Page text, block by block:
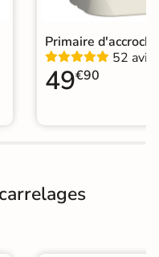
Primaire
52 avis
49€90